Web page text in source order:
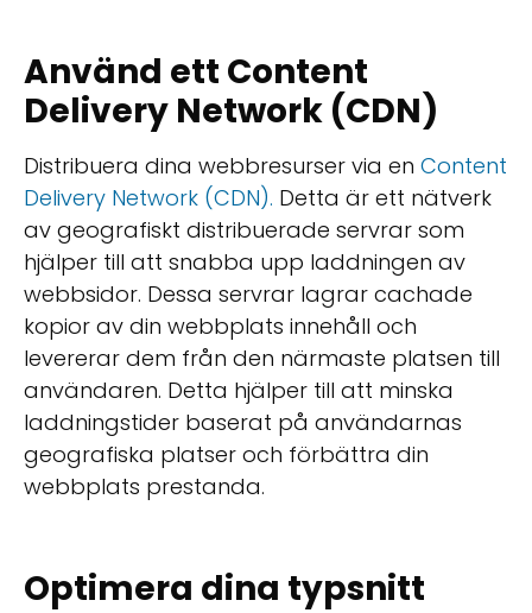
Använd ett Content
Delivery Network (CDN)
Distribuera dina webbresurser via en Content
Delivery Network (CDN). Detta är ett nätverk
av geografiskt distribuerade servrar som
hjälper till att snabba upp laddningen av
webbsidor. Dessa servrar lagrar cachade
kopior av din webbplats innehåll och
levererar dem från den närmaste platsen till
användaren. Detta hjälper till att minska
laddningstider baserat på användarnas
geografiska platser och förbättra din
webbplats prestanda.
Optimera dina typsnitt